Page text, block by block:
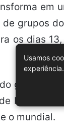
em
grupos
os dias
grupo C,
R$ 60
o mundial.
Usamos
experiência.